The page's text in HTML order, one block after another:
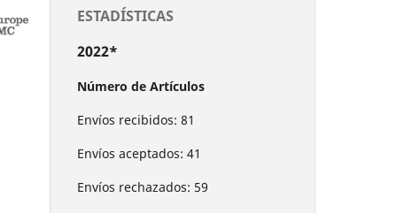
ESTADÍSTICAS
2022*
Número de Artículos
Envíos recibidos: 81
Envíos aceptados: 41
Envíos rechazados: 59